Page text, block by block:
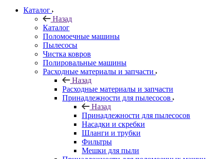
Каталог
Назад
Каталог
Поломоечные машины
Пылесосы
Чистка ковров
Полировальные машины
Расходные материалы и запчасти
Назад
Расходные материалы и запчасти
Принадлежности для пылесосов
Назад
Принадлежности для пылесосов
Насадки и скребки
Шланги и трубки
Фильтры
Мешки для пыли